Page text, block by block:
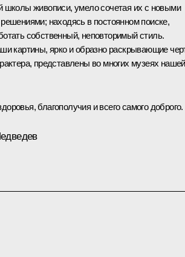
школы живописи, умело сочетая их с новыми
находясь в постоянном поиске,
собственный, неповторимый стиль.
картины, ярко и образно раскрывающие
представлены во многих музеях нашей
благополучия и всего самого доброго.